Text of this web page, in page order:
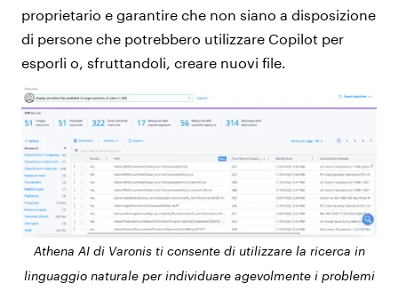
proprietario e garantire che non siano a disposizione
di persone che potrebbero utilizzare Copilot per
esporli o, sfruttandoli, creare nuovi file.
Athena AI di Varonis ti consente di utilizzare la ricerca in
linguaggio naturale per individuare agevolmente i problemi